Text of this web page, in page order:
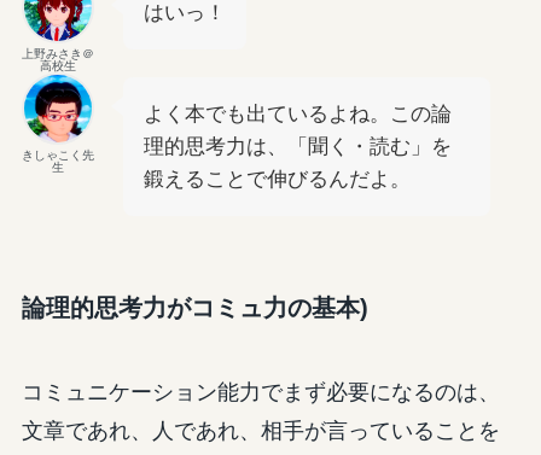
上野みさき＠
高校生
はいっ！
きしゃこく先
生
よく本でも出ているよね。この論
理的思考力は、「聞く・読む」を
鍛えることで伸びるんだよ。
論理的思考力がコミュ力の基本)
コミュニケーション能力でまず必要になるのは、
文章であれ、人であれ、相手が言っていることを